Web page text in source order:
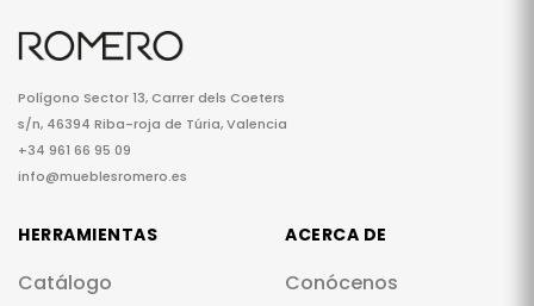
Polígono Sector 13, Carrer dels Coeters
s/n, 46394 Riba-roja de Túria, Valencia
+34 961 66 95 09
info@mueblesromero.es
HERRAMIENTAS
Catálogo
ACERCA DE
Conócenos